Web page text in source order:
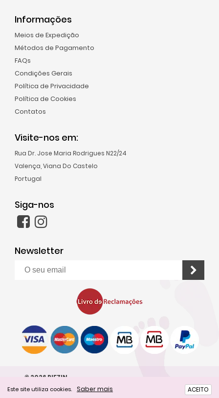
Informações
Meios de Expedição
Métodos de Pagamento
FAQs
Condições Gerais
Política de Privacidade
Política de Cookies
Contatos
Visite-nos em:
Rua Dr. Jose Maria Rodrigues N22/24
Valença, Viana Do Castelo
Portugal
Siga-nos
Newsletter
© 2026 PIEZIN
Este site utiliza cookies. Saber mais ACEITO